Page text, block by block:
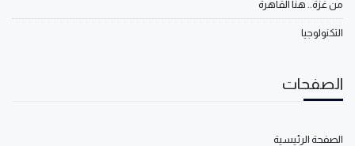
من غزة.. هنا القاهرة
التكنولوجيا
الصفحات
الصفحة الرئيسية